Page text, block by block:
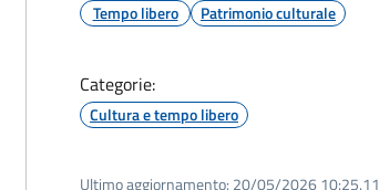
Tempo libero Patrimonio culturale
Categorie:
Cultura e tempo libero
Ultimo aggiornamento: 20/05/2026 10:25.11